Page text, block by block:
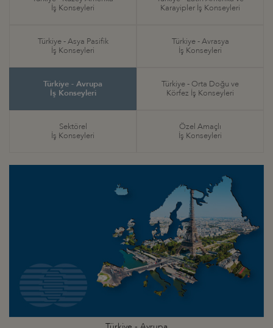
İş Konseyleri
Karayipler İş Konseyleri
Türkiye - Asya Pasifik
İş Konseyleri
Türkiye - Avrasya
İş Konseyleri
Türkiye - Avrupa
İş Konseyleri
Türkiye - Orta Doğu ve
Körfez İş Konseyleri
Sektörel
İş Konseyleri
Özel Amaçlı
İş Konseyleri